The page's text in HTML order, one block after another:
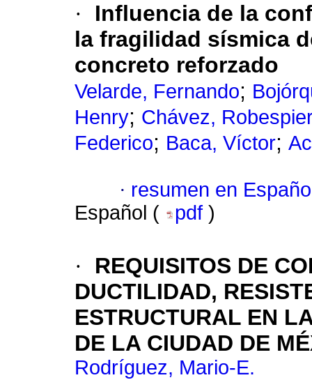
·
Influencia de la
la fragilidad sísmica
concreto reforzado
Velarde, Fernando;
Henry; Chávez,
Federico; Baca, Víctor;
· resumen en
Español (
pdf )
·
REQUISITOS DE
DUCTILIDAD,
ESTRUCTURAL EN
DE LA CIUDAD DE
Rodríguez, Mario-E.